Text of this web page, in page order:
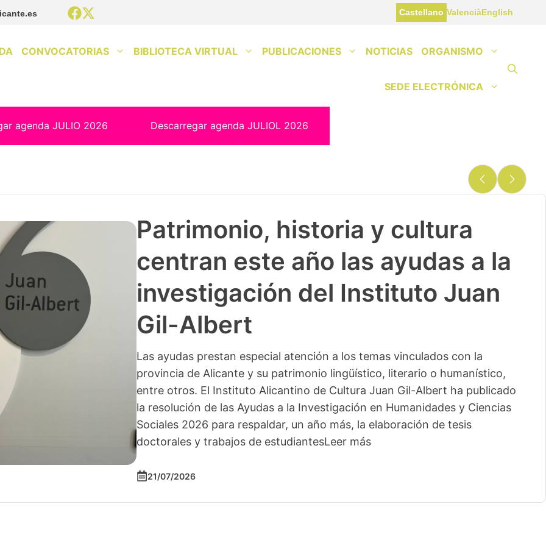
Castellano ValenciàEnglish
CONVOCATORIAS BIBLIOTECA VIRTUAL PUBLICACIONES NOTICIAS ORGANISMO
SEDE ELECTRÓNICA
agenda JULIO 2026 Descarregar agenda JULIOL 2026
Patrimonio, historia y cultura
centran este año las ayudas a la
investigación del Instituto Juan
Gil-Albert
Las ayudas prestan especial atención a los temas vinculados con la
provincia de Alicante y su patrimonio lingüístico, literario o humanístico,
entre otros. El Instituto Alicantino de Cultura Juan Gil-Albert ha publicado
la resolución de las Ayudas a la Investigación en Humanidades y Ciencias
Sociales 2026 para respaldar, un año más, la elaboración de tesis
doctorales y trabajos de estudiantesLeer más
21/07/2026